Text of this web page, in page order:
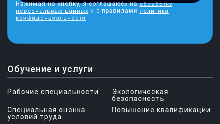
Нажимая на кнопку, я соглашаюсь наобработку
персональных данных и с правилами политики
конфиденциальности
Обучение и услуги
Рабочие специальности
Экологическая
безопасность
Специальная оценка
условий труда
Повышение квалификации